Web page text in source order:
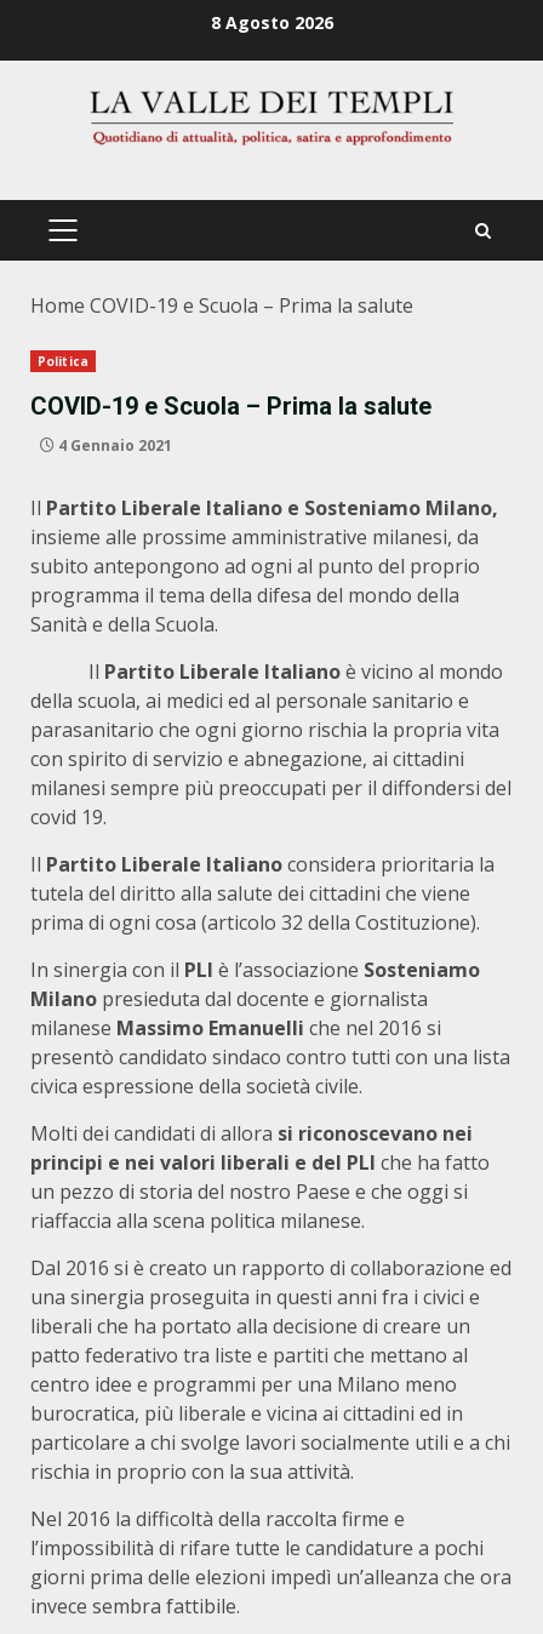
8 Agosto 2026
PRIMÄRES
Home COVID-19 e Scuola – Prima la salute
Politica
COVID-19 e Scuola – Prima la salute
4 Gennaio 2021
Il Partito Liberale Italiano e Sosteniamo Milano,
insieme alle prossime amministrative milanesi, da
subito antepongono ad ogni al punto del proprio
programma il tema della difesa del mondo della
Sanità e della Scuola.
Il Partito Liberale Italianoè vicino al mondo
della scuola, ai medici ed al personale sanitario e
parasanitario che ogni giorno rischia la propria vita
con spirito di servizio e abnegazione, ai cittadini
milanesi sempre più preoccupati per il diffondersi del
covid 19.
Il Partito Liberale Italianoconsidera prioritaria la
tutela del diritto alla salute dei cittadini che viene
prima di ogni cosa (articolo 32 della Costituzione).
In sinergia con il PLI è l’associazione Sosteniamo
Milano presieduta dal docente e giornalista
milanese Massimo Emanuelli che nel 2016 si
presentò candidato sindaco contro tutti con una lista
civica espressione della società civile.
Molti dei candidati di allora si riconoscevano nei
principi e nei valori liberali e del PLI che ha fatto
un pezzo di storia del nostro Paese e che oggi si
riaffaccia alla scena politica milanese.
Dal 2016 si è creato un rapporto di collaborazione ed
una sinergia proseguita in questi anni fra i civici e
liberali che ha portato alla decisione di creare un
patto federativo tra liste e partiti che mettano al
centro idee e programmi per una Milano meno
burocratica, più liberale e vicina ai cittadini ed in
particolare a chi svolge lavori socialmente utili e a chi
rischia in proprio con la sua attività.
Nel 2016 la difficoltà della raccolta firme e
l’impossibilità di rifare tutte le candidature a pochi
giorni prima delle elezioni impedì un’alleanza che ora
invece sembra fattibile.